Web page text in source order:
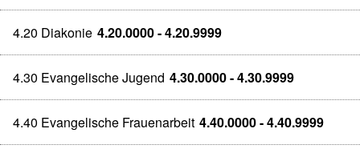
4.20 Diakonie 4.20.0000 - 4.20.9999
4.30 Evangelische Jugend 4.30.0000 - 4.30.9999
4.40 Evangelische Frauenarbeit 4.40.0000 - 4.40.9999